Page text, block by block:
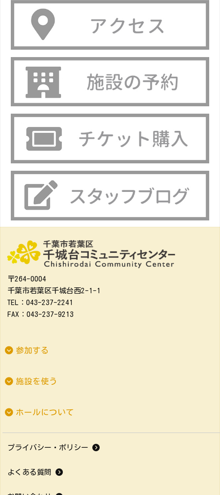
〒264-0004
千葉市若葉区千城台西2-1-1
TEL：043-237-2241
FAX：043-237-9213
参加する
施設を使う
ホールについて
プライバシー・ポリシー
よくある質問